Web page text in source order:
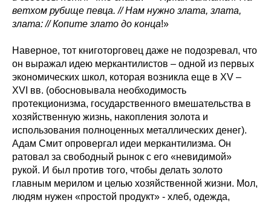
ветхом рубище певца. // Нам нужно злата, злата,
злата: // Копите злато до конца!»
Наверное, тот книготорговец даже не подозревал, что
он выражал идею меркантилистов – одной из первых
экономических школ, которая возникла еще в XV –
XVI вв. (обосновывала необходимость
протекционизма, государственного вмешательства в
хозяйственную жизнь, накопления золота и
использования полноценных металлических денег).
Адам Смит опровергал идеи меркантилизма. Он
ратовал за свободный рынок с его «невидимой»
рукой. И был против того, чтобы делать золото
главным мерилом и целью хозяйственной жизни. Мол,
людям нужен «простой продукт» - хлеб, одежда,